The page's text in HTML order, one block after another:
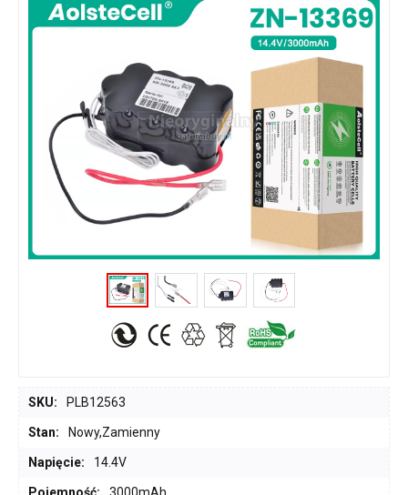
SKU: PLB12563
Stan: Nowy,Zamienny
Napięcie: 14.4V
Pojemność: 3000mAh